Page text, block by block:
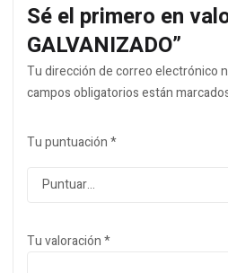
Sé el primero en
GALVANIZADO”
Tu dirección de correo electrónico
campos obligatorios están
Tu puntuación*
Tu valoración*